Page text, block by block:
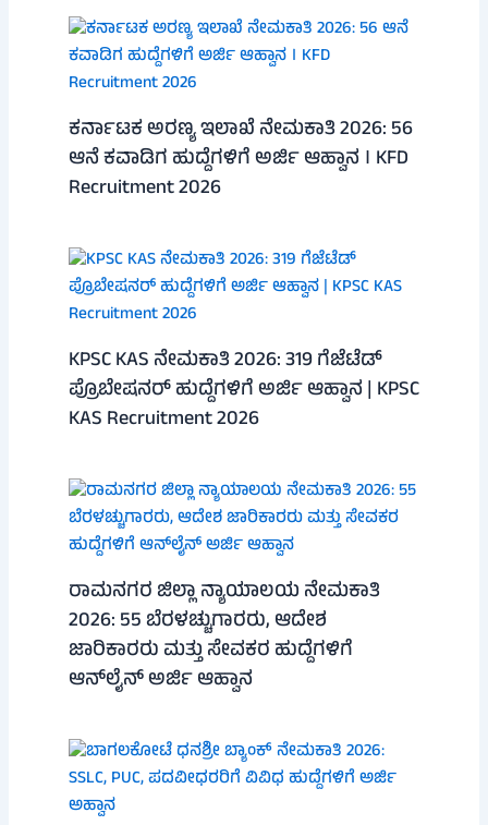
ಕರ್ನಾಟಕ ಅರಣ್ಯ ಇಲಾಖೆ ನೇಮಕಾತಿ 2026: 56
ಆನೆ ಕವಾಡಿಗ ಹುದ್ದೆಗಳಿಗೆ ಅರ್ಜಿ ಆಹ್ವಾನ । KFD
Recruitment 2026
KPSC KAS ನೇಮಕಾತಿ 2026: 319 ಗೆಜೆಟೆಡ್
ಪ್ರೊಬೇಷನರ್ ಹುದ್ದೆಗಳಿಗೆ ಅರ್ಜಿ ಆಹ್ವಾನ | KPSC
KAS Recruitment 2026
ರಾಮನಗರ ಜಿಲ್ಲಾ ನ್ಯಾಯಾಲಯ ನೇಮಕಾತಿ
2026: 55 ಬೆರಳಚ್ಚುಗಾರರು, ಆದೇಶ
ಜಾರಿಕಾರರು ಮತ್ತು ಸೇವಕರ ಹುದ್ದೆಗಳಿಗೆ
ಆನ್‌ಲೈನ್ ಅರ್ಜಿ ಆಹ್ವಾನ